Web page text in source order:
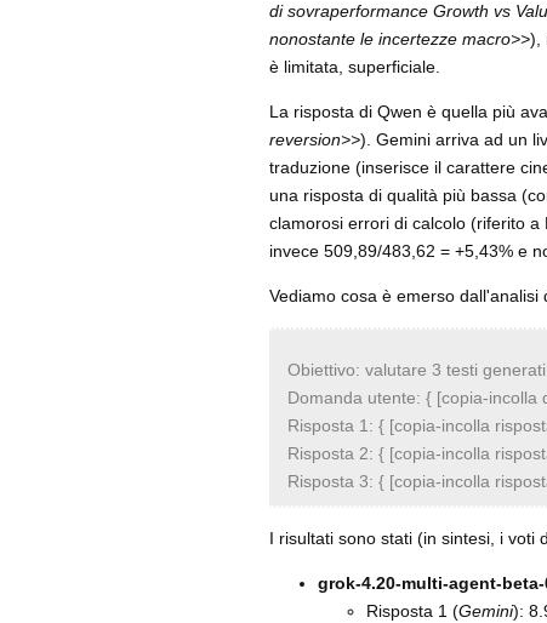
di sovraperformance Growth vs
nonostante le incertezze macro>>),
è limitata, superficiale.
La risposta di Qwen è quella più
reversion>>). Gemini arriva ad un
traduzione (inserisce il carattere
una risposta di qualità più bassa
clamorosi errori di calcolo (riferito a
invece 509,89/483,62 = +5,43% e
Vediamo cosa è emerso dall'analisi
Obiettivo: valutare 3 testi
Domanda utente: { [copia-incolla
Risposta 1: { [copia-incolla
Risposta 2: { [copia-incolla
Risposta 3: { [copia-incolla
I risultati sono stati (in sintesi, i voti
grok-4.20-multi-agent-beta-
Risposta 1 (Gemini):